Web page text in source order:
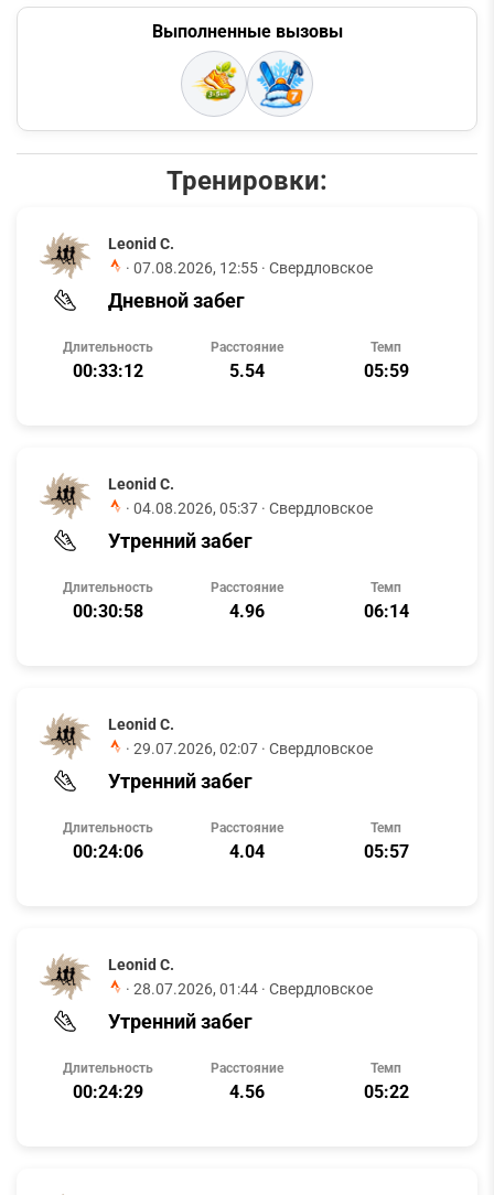
Выполненные вызовы
Тренировки:
Leonid C.
· 07.08.2026, 12:55 · Свердловское
Дневной забег
Длительность
00:33:12
Расстояние
5.54
Темп
05:59
Leonid C.
· 04.08.2026, 05:37 · Свердловское
Утренний забег
Длительность
00:30:58
Расстояние
4.96
Темп
06:14
Leonid C.
· 29.07.2026, 02:07 · Свердловское
Утренний забег
Длительность
00:24:06
Расстояние
4.04
Темп
05:57
Leonid C.
· 28.07.2026, 01:44 · Свердловское
Утренний забег
Длительность
00:24:29
Расстояние
4.56
Темп
05:22